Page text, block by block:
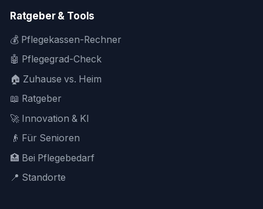
Ratgeber & Tools
💰 Pflegekassen-Rechner
🤖 Pflegegrad-Check
🏠 Zuhause vs. Heim
📖 Ratgeber
🚀 Innovation & KI
👴 Für Senioren
🏥 Bei Pflegebedarf
📍 Standorte